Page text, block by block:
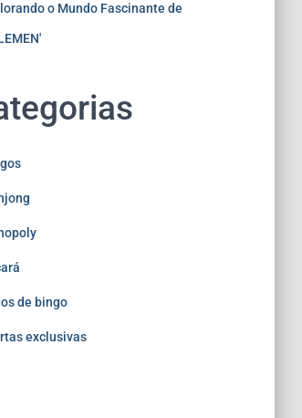
o Mundo Fascinante de
de bingo
exclusivas